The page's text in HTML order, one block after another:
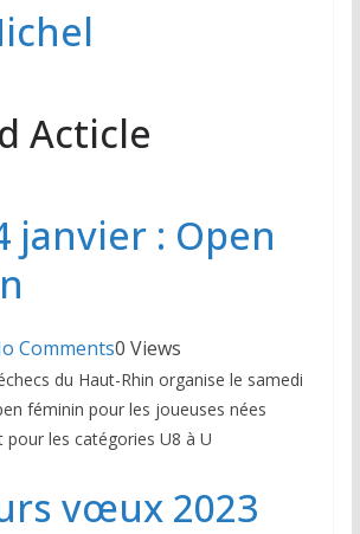
Acticle
janvier : Open
Comments0 Views
du Haut-Rhin organise le samedi
féminin pour les joueuses nées
pour les catégories U8 à U
vœux 2023